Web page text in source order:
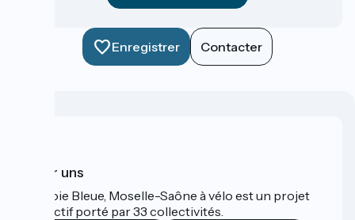
Enregistrer Contacter
Über uns
La Voie Bleue, Moselle-Saône à vélo est un projet
collectif porté par 33 collectivités.